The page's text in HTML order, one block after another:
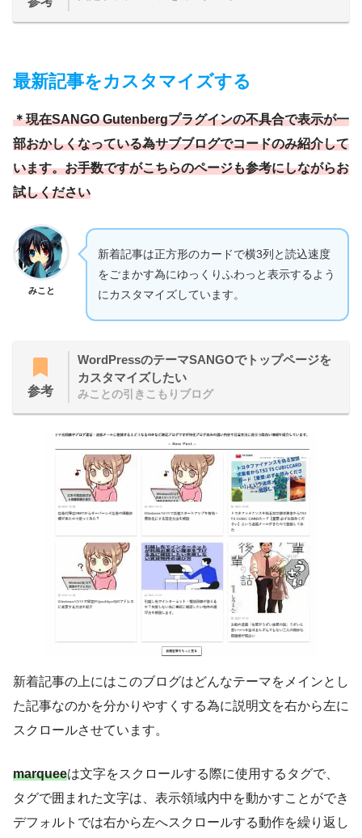
最新記事をカスタマイズする
＊現在SANGO Gutenbergプラグインの不具合で表示が一
部おかしくなっている為サブブログでコードのみ紹介して
います。お手数ですがこちらのページも参考にしながらお
試しください
みこと
新着記事は正方形のカードで横3列と読込速度
をごまかす為にゆっくりふわっと表示するよう
にカスタマイズしています。
参考
WordPressのテーマSANGOでトップページを
カスタマイズしたい
みことの引きこもりブログ
新着記事の上にはこのブログはどんなテーマをメインとし
た記事なのかを分かりやすくする為に説明文を右から左に
スクロールさせています。
marqueeは文字をスクロールする際に使用するタグで、
タグで囲まれた文字は、表示領域内中を動かすことができ
デフォルトでは右から左へスクロールする動作を繰り返し